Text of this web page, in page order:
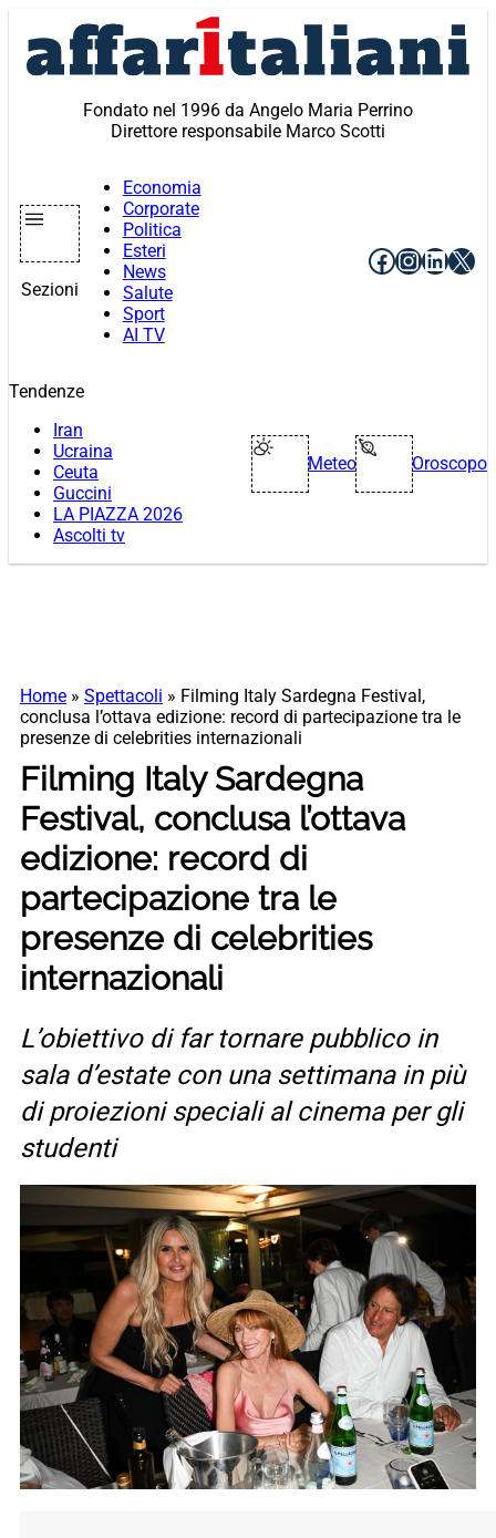
contenuto
Fondato nel 1996 da Angelo Maria Perrino
Direttore responsabile Marco Scotti
Sezioni
Economia
Corporate
Politica
Esteri
News
Salute
Sport
AI TV
Facebook
X
Tendenze
Iran
Ucraina
Ceuta
Guccini
LA PIAZZA 2026
Ascolti tv
Meteo Oroscopo
Home » Spettacoli » Filming Italy Sardegna Festival,
conclusa l’ottava edizione: record di partecipazione tra le
presenze di celebrities internazionali
Filming Italy Sardegna
Festival, conclusa l’ottava
edizione: record di
partecipazione tra le
presenze di celebrities
internazionali
L’obiettivo di far tornare pubblico in
sala d’estate con una settimana in più
di proiezioni speciali al cinema per gli
studenti